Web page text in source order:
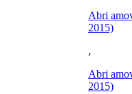
Abri
2015)
,
Abri
2015)